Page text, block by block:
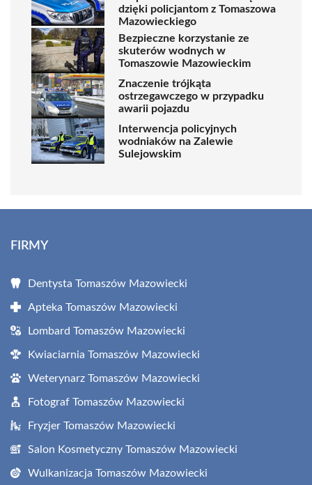
dzięki policjantom z Tomaszowa
Mazowieckiego
Bezpieczne korzystanie ze
skuterów wodnych w
Tomaszowie Mazowieckim
Znaczenie trójkąta
ostrzegawczego w przypadku
awarii pojazdu
Interwencja policyjnych
wodniaków na Zalewie
Sulejowskim
FIRMY
Dentysta Tomaszów Mazowiecki
Apteka Tomaszów Mazowiecki
Lombard Tomaszów Mazowiecki
Kwiaciarnia Tomaszów Mazowiecki
Weterynarz Tomaszów Mazowiecki
Fotograf Tomaszów Mazowiecki
Fryzjer Tomaszów Mazowiecki
Salon Kosmetyczny Tomaszów Mazowiecki
Wulkanizacja Tomaszów Mazowiecki